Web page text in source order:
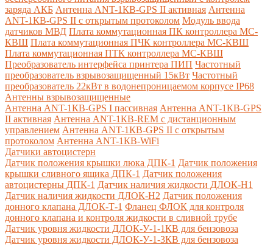
заряда АКБ Антенна ANT-1КВ-GPS II активная Антенна
ANT-1КВ-GPS II с открытым протоколом Модуль ввода
датчиков МВД Плата коммутационная ПК контроллера МС-
КВШ Плата коммутационная ПЧК контроллера МС-КВШ
Плата коммутационная ПТК контроллера МС-КВШ
Преобразователь интерфейса принтера ПИП Частотный
преобразователь взрывозащищенный 15кВт Частотный
преобразователь 22кВт в водонепроницаемом корпусе IP68
Антенны взрывозащищенные
Антенна ANT-1КВ-GPS I пассивная Антенна ANT-1КВ-GPS
II активная Антенна ANT-1КВ-REM c дистанционным
управлением Антенна ANT-1КВ-GPS II с открытым
протоколом Антенна ANT-1КВ-WiFi
Датчики автоцистерн
Датчик положения крышки люка ДПК-1 Датчик положения
крышки сливного ящика ДПК-1 Датчик положения
автоцистерны ДПК-1 Датчик наличия жидкости ДЛОК-Н1
Датчик наличия жидкости ДЛОК-Н2 Датчик положения
донного клапана ДЛОК-Т-1 Фланец ФЛОК для контроля
донного клапана и контроля жидкости в сливной трубе
Датчик уровня жидкости ДЛОК-У-1-1КВ для бензовоза
Датчик уровня жидкости ДЛОК-У-1-3КВ для бензовоза